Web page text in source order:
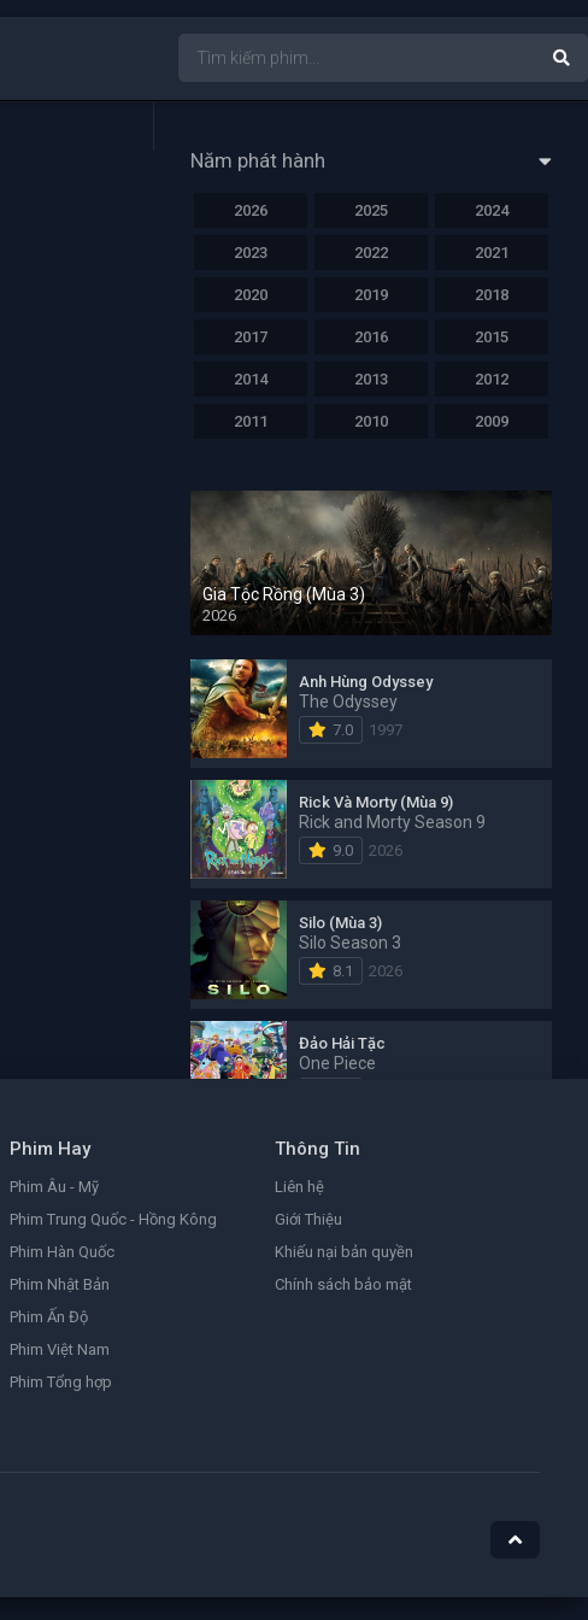
Năm phát hành
2026 2025 2024
2023 2022 2021
2020 2019 2018
2017 2016 2015
2014 2013 2012
2011 2010 2009
Gia Tộc Rồng (Mùa 3)
2026
Anh Hùng Odyssey
The Odyssey
7.0 1997
Rick Và Morty (Mùa 9)
Rick and Morty Season 9
9.0 2026
Silo (Mùa 3)
Silo Season 3
8.1 2026
Đảo Hải Tặc
One Piece
Đặc Vụ Kim Tái Khởi Động
Agent Kim Reactivated
8.2
Ám Ảnh
Phim Hay
Phim Âu - Mỹ
Phim Trung Quốc - Hồng Kông
Phim Hàn Quốc
Phim Nhật Bản
Phim Ấn Độ
Phim Việt Nam
Phim Tổng hợp
Thông Tin
Liên hệ
Giới Thiệu
Khiếu nại bản quyền
Chính sách bảo mật